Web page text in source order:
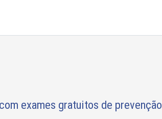
exames gratuitos de prevenção